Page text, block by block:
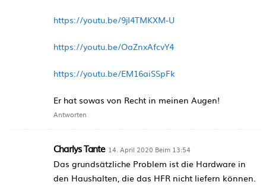
https://youtu.be/9jI4TMKXM-U
https://youtu.be/OaZnxAfcvY4
https://youtu.be/EM16aiSSpFk
Er hat sowas von Recht in meinen Augen!
Antworten
Charlys Tante 14. April 2020 Beim 13:54
Das grundsätzliche Problem ist die Hardware in
den Haushalten, die das HFR nicht liefern können.